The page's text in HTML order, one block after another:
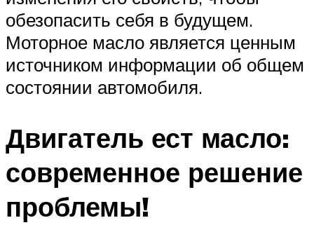
обезопасить себя в будущем.
Моторное масло является ценным
источником информации об общем
состоянии автомобиля.
Двигатель ест масло:
современное решение
проблемы!